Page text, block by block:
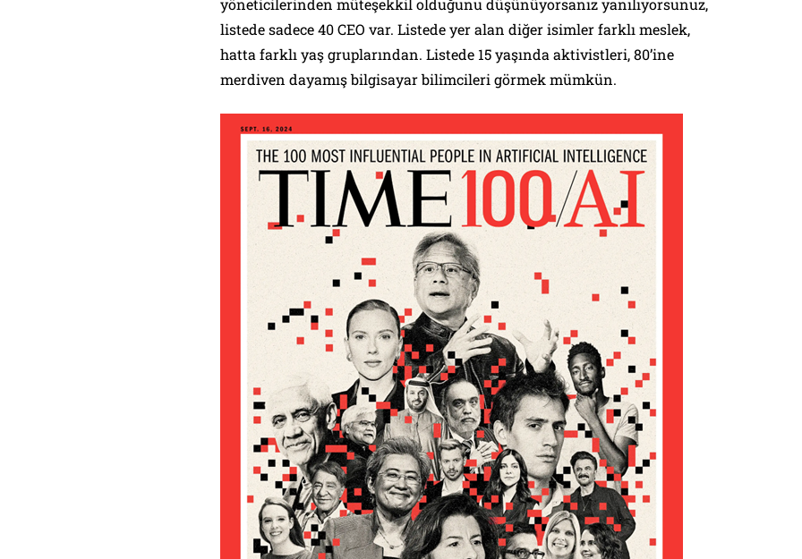
yöneticilerinden müteşekkil olduğunu düşünüyorsanız yanılıyorsunuz,
listede sadece 40 CEO var. Listede yer alan diğer isimler farklı meslek,
hatta farklı yaş gruplarından. Listede 15 yaşında aktivistleri, 80’ine
merdiven dayamış bilgisayar bilimcileri görmek mümkün.